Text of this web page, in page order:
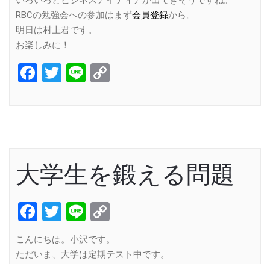
RBCの勉強会への参加はまず会員登録から。
明日は村上君です。
お楽しみに！
Facebook
Twitter
Line
大学生を鍛える問題
Facebook
Twitter
Line
こんにちは。小沢です。
ただいま、大学は定期テスト中です。